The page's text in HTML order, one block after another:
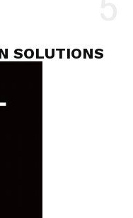
SOLUTIONS